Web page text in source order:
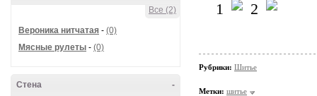
Все (2)
Вероника нитчатая - (0)
Мясные рулеты - (0)
-
Стена
1
2
Рубрики: Шитье
Метки: шитье